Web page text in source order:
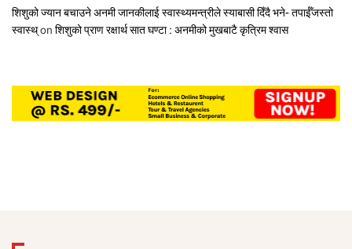
शिशुको ज्यान बचाउने अनमी जानकीलाई स्वास्थ्यमन्त्रीले स्याबासी दिँदै भने- तपाईँजस्तो
स्वास्थ्on शिशुको प्राण रक्षार्थ सात घण्टा : अनमीको मुखबाटै कृत्रिम श्वास